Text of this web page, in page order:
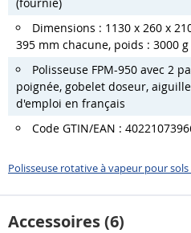
Dimensions : 1130 x 260 x
395 mm chacune, poids : 3000 g
Polisseuse FPM-950 avec 2
poignée, gobelet doseur,
d'emploi en français
Code GTIN/EAN :
Polisseuse rotative à vapeur pour sols
Accessoires (6)